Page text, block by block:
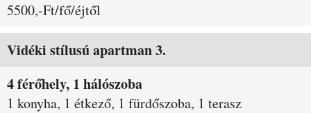
5500,-Ft/fő/éjtől
Vidéki stílusú apartman 3.
4 férőhely, 1 hálószoba
1 konyha, 1 étkező, 1 fürdőszoba, 1 terasz